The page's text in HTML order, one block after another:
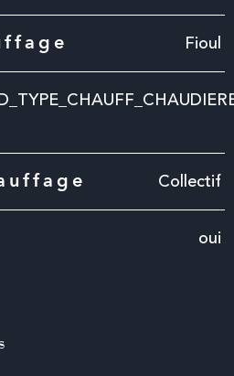
Fioul
Collectif
oui